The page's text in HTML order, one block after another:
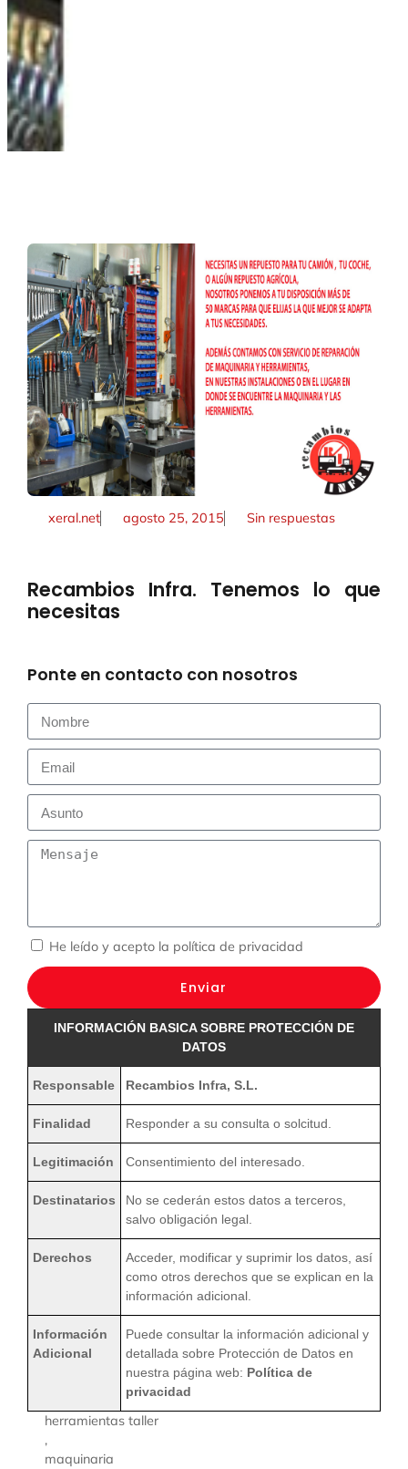
xeral.net agosto 25, 2015 Sin respuestas
Recambios Infra. Tenemos lo que
necesitas
Ponte en contacto con nosotros
He leído y acepto la política de privacidad
Enviar
INFORMACIÓN BASICA SOBRE PROTECCIÓN DE
DATOS
Responsable Recambios Infra, S.L.
Finalidad Responder a su consulta o solcitud.
Legitimación Consentimiento del interesado.
Destinatarios
No se cederán estos datos a terceros,
salvo obligación legal.
Derechos
Acceder, modificar y suprimir los datos, así
como otros derechos que se explican en la
información adicional.
Información
Adicional
Puede consultar la información adicional y
detallada sobre Protección de Datos en
nuestra página web: Política de
privacidad
herramientas taller
,
maquinaria